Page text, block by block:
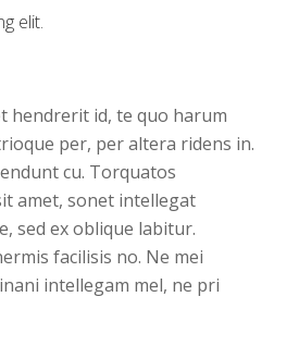
elit.
hendrerit id, te quo harum
per, per altera ridens in.
cu. Torquatos
amet, sonet intellegat
sed ex oblique labitur.
facilisis no. Ne mei
intellegam mel, ne pri